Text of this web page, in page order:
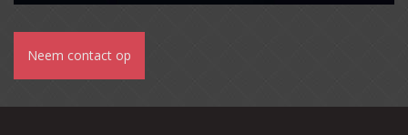
Neem contact op